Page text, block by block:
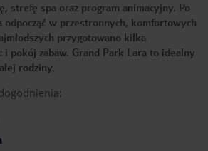
strefę spa oraz program animacyjny. Po
odpocząć w przestronnych, komfortowych
przygotowano kilka
i pokój zabaw. Grand Park Lara to idealny
rodziny.